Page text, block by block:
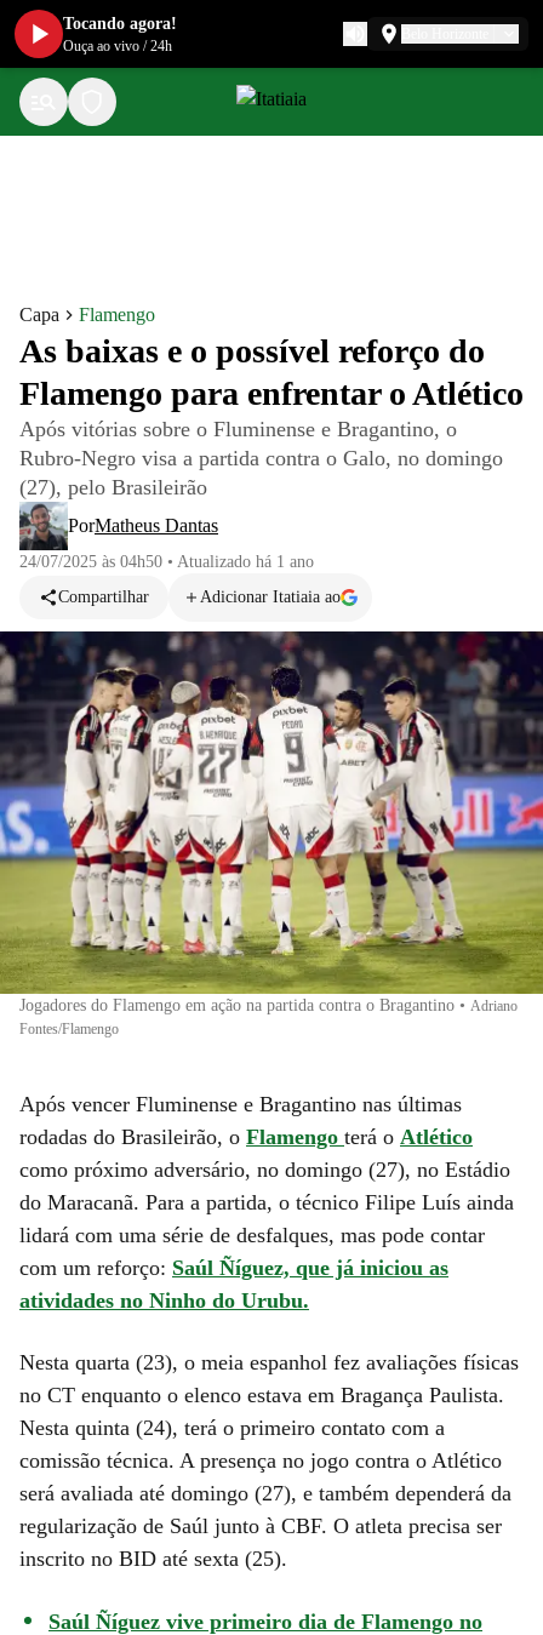
Capa Flamengo
As baixas e o possível reforço do
Flamengo para enfrentar o Atlético
Após vitórias sobre o Fluminense e Bragantino, o
Rubro-Negro visa a partida contra o Galo, no domingo
(27), pelo Brasileirão
PorMatheus Dantas
24/07/2025 às 04h50 • Atualizado há 1 ano
Compartilhar
Adicionar Itatiaia ao
Jogadores do Flamengo em ação na partida contra o Bragantino • Adriano
Fontes/Flamengo
Após vencer Fluminense e Bragantino nas últimas
rodadas do Brasileirão, o Flamengo terá o Atlético
como próximo adversário, no domingo (27), no Estádio
do Maracanã. Para a partida, o técnico Filipe Luís ainda
lidará com uma série de desfalques, mas pode contar
com um reforço: Saúl Ñíguez, que já iniciou as
atividades no Ninho do Urubu.
Nesta quarta (23), o meia espanhol fez avaliações físicas
no CT enquanto o elenco estava em Bragança Paulista.
Nesta quinta (24), terá o primeiro contato com a
comissão técnica. A presença no jogo contra o Atlético
será avaliada até domingo (27), e também dependerá da
regularização de Saúl junto à CBF. O atleta precisa ser
inscrito no BID até sexta (25).
Saúl Ñíguez vive primeiro dia de Flamengo no
Tocando agora!
Ouça ao vivo /24h